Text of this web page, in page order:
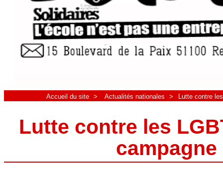
Accueil du site > Actualités nationales > Lutte contre
Lutte contre les